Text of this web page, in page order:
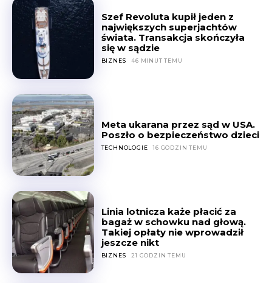
Szef Revoluta kupił jeden z
największych superjachtów
świata. Transakcja skończyła
się w sądzie
BIZNES 46 MINUT TEMU
Meta ukarana przez sąd w USA.
Poszło o bezpieczeństwo dzieci
TECHNOLOGIE 16 GODZIN TEMU
Linia lotnicza każe płacić za
bagaż w schowku nad głową.
Takiej opłaty nie wprowadził
jeszcze nikt
BIZNES 21 GODZIN TEMU